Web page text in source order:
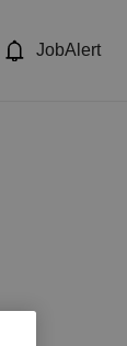
JobAlert